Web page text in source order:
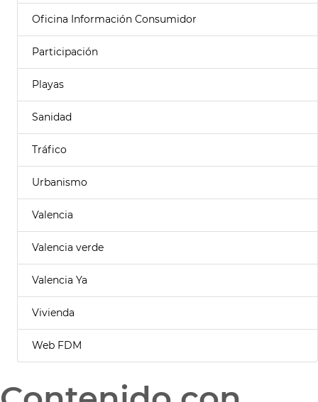
Oficina Información Consumidor
Participación
Playas
Sanidad
Tráfico
Urbanismo
Valencia
Valencia verde
Valencia Ya
Vivienda
Web FDM